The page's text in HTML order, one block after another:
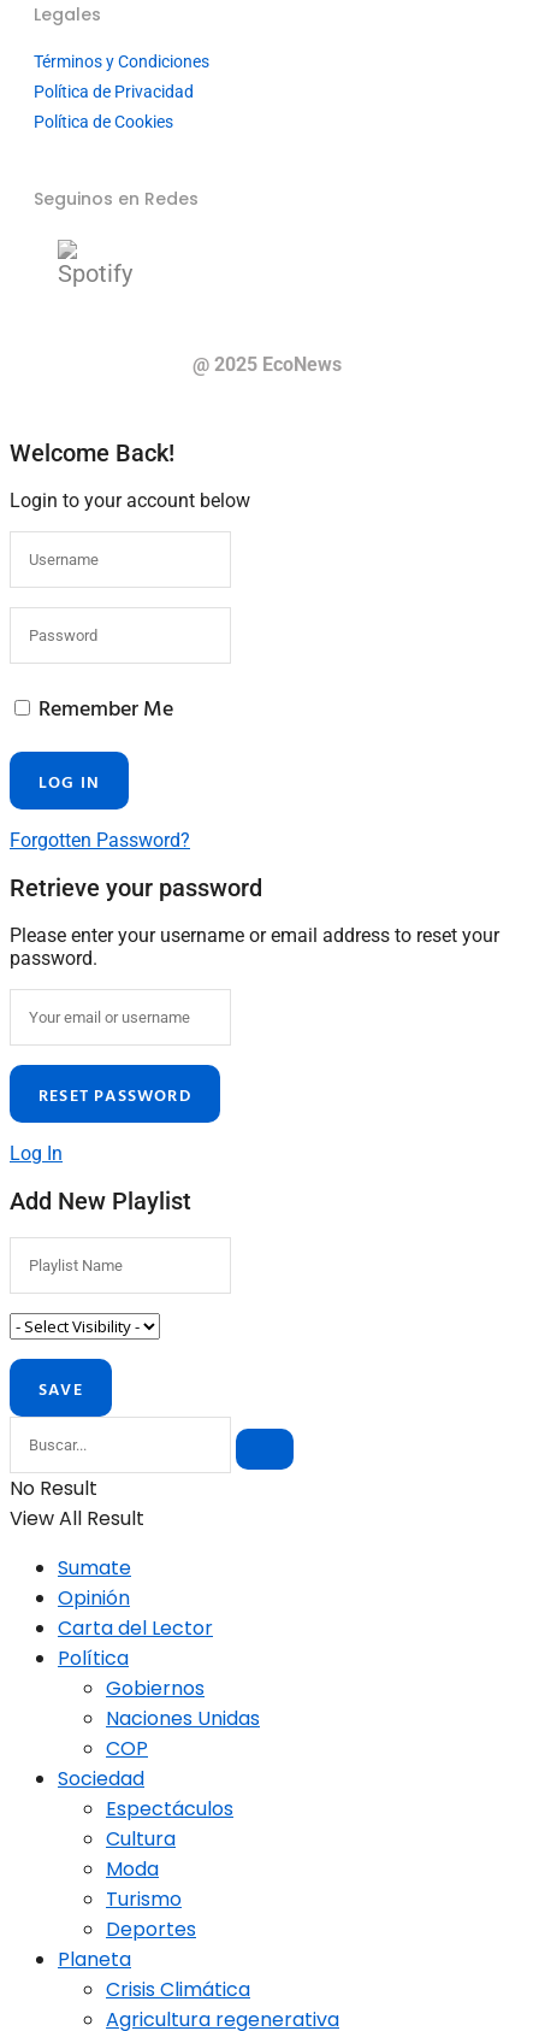
Legales
Términos y Condiciones
Política de Privacidad
Política de Cookies
Seguinos en Redes
@ 2025 EcoNews
Welcome Back!
Login to your account below
Remember Me
Forgotten Password?
Retrieve your password
Please enter your username or email address to reset your
password.
Log In
Add New Playlist
No Result
View All Result
Sumate
Opinión
Carta del Lector
Política
Gobiernos
Naciones Unidas
COP
Sociedad
Espectáculos
Cultura
Moda
Turismo
Deportes
Planeta
Crisis Climática
Agricultura regenerativa